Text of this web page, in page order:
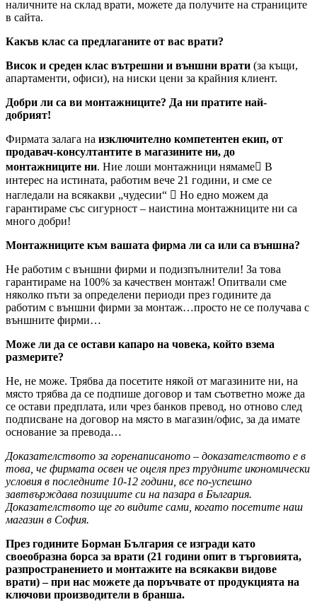
наличните на склад врати, можете да получите на страниците
в сайта.
Какъв клас са предлаганите от вас врати?
Висок и среден клас вътрешни и външни врати (за къщи,
апартаменти, офиси), на ниски цени за крайния клиент.
Добри ли са ви монтажниците? Да ни пратите най-
добрият!
Фирмата залага на изключително компетентен екип, от
продавач-консултантите в магазините ни, до
монтажниците ни. Ние лоши монтажници нямаме В
интерес на истината, работим вече 21 години, и сме се
нагледали на всякакви „чудесии“  Но едно можем да
гарантираме със сигурност – наистина монтажниците ни са
много добри!
Монтажниците към вашата фирма ли са или са външна?
Не работим с външни фирми и подизпълнители! За това
гарантираме на 100% за качествен монтаж! Опитвали сме
няколко пъти за определени периоди през годините да
работим с външни фирми за монтаж…просто не се получава с
външните фирми…
Може ли да се остави капаро на човека, който взема
размерите?
Не, не може. Трябва да посетите някой от магазините ни, на
място трябва да се подпише договор и там съответно може да
се остави предплата, или чрез банков превод, но отново след
подписване на договор на място в магазин/офис, за да имате
основание за превода…
Доказателството за горенаписаното – доказателството е в
това, че фирмата освен че оцеля през трудните икономически
условия в последните 10-12 години, все по-успешно
завтвърждава позициите си на пазара в България.
Доказателството ще го видите сами, когато посетите наш
магазин в София.
През годините Борман България се изгради като
своеобразна борса за врати (21 години опит в търговията,
разпространението и монтажите на всякакви видове
врати) – при нас можете да поръчвате от продукцията на
ключови производители в бранша.